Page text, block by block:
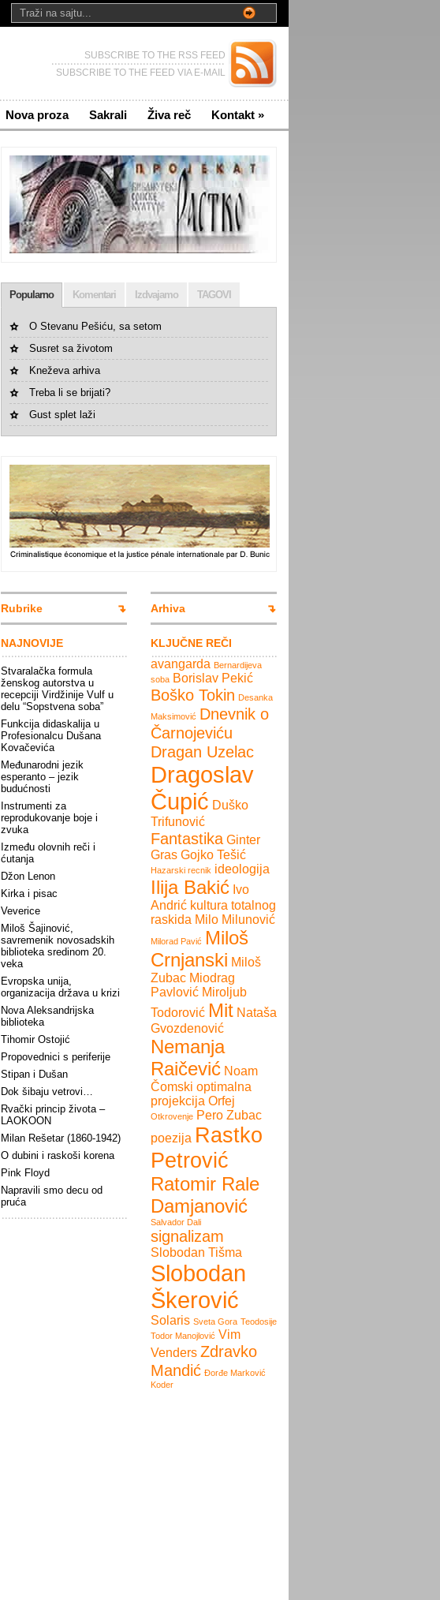
SUBSCRIBE TO THE RSS FEED
SUBSCRIBE TO THE FEED VIA E-MAIL
Nova proza Sakrali Živa reč Kontakt »
Popularno Komentari Izdvajamo TAGOVI
O Stevanu Pešiću, sa setom
Susret sa životom
Kneževa arhiva
Treba li se brijati?
Gust splet laži
Rubrike
NAJNOVIJE
Stvaralačka formula
ženskog autorstva u
recepciji Virdžinije Vulf u
delu “Sopstvena soba”
Funkcija didaskalija u
Profesionalcu Dušana
Kovačevića
Međunarodni jezik
esperanto – jezik
budućnosti
Instrumenti za
reprodukovanje boje i
zvuka
Između olovnih reči i
ćutanja
Džon Lenon
Kirka i pisac
Veverice
Miloš Šajinović,
savremenik novosadskih
biblioteka sredinom 20.
veka
Evropska unija,
organizacija država u krizi
Nova Aleksandrijska
biblioteka
Tihomir Ostojić
Propovednici s periferije
Stipan i Dušan
Dok šibaju vetrovi…
Rvački princip života –
LAOKOON
Milan Rešetar (1860-1942)
O dubini i raskoši korena
Pink Floyd
Napravili smo decu od
pruća
Arhiva
KLJUČNE REČI
avangarda Bernardijeva
soba Borislav Pekić
Boško Tokin Desanka
Maksimović Dnevnik o
Čarnojeviću
Dragan Uzelac
Dragoslav
Čupić Duško
Trifunović
Fantastika Ginter
Gras Gojko Tešić
Hazarski recnik ideologija
Ilija Bakić Ivo
Andrić kultura totalnog
raskida Milo Milunović
Milorad Pavić Miloš
Crnjanski Miloš
Zubac Miodrag
Pavlović Miroljub
Todorović Mit Nataša
Gvozdenović
Nemanja
Raičević Noam
Čomski optimalna
projekcija Orfej
Otkrovenje Pero Zubac
poezija Rastko
Petrović
Ratomir Rale
Damjanović
Salvador Dali
signalizam
Slobodan Tišma
Slobodan
Škerović
Solaris Sveta Gora Teodosije
Todor Manojlović Vim
Venders Zdravko
Mandić Đorđe Marković
Koder